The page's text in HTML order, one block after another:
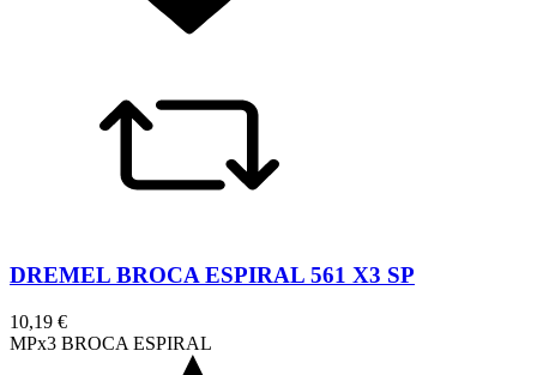
DREMEL BROCA ESPIRAL 561 X3 SP
10,19 €
MPx3 BROCA ESPIRAL